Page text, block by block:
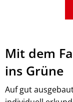
Mit dem
ins Grüne
Auf gut